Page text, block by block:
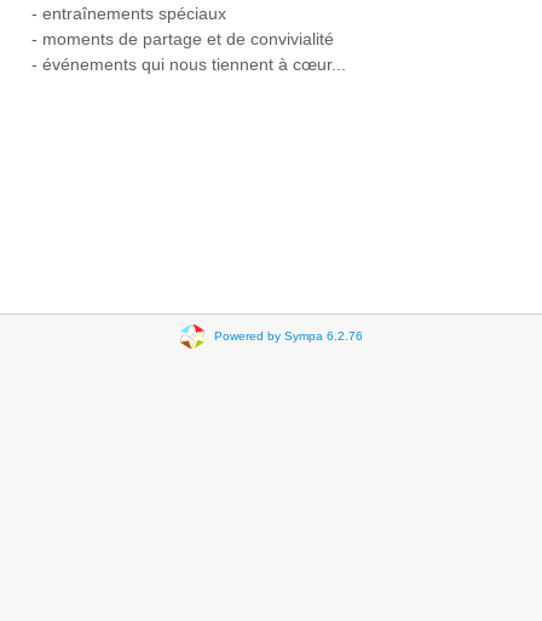
- entraînements spéciaux
- moments de partage et de convivialité
- événements qui nous tiennent à cœur...
Powered by Sympa 6.2.76